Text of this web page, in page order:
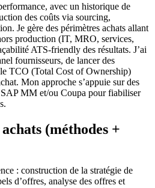
avec un historique de
des coûts via sourcing,
Je gère des périmètres achats allant
production (IT, MRO, services,
ATS-friendly des résultats. J’ai
fournisseurs, de lancer des
TCO (Total Cost of Ownership)
Mon approche s’appuie sur des
MM et/ou Coupa pour fiabiliser
(méthodes +
: construction de la stratégie de
d’offres, analyse des offres et